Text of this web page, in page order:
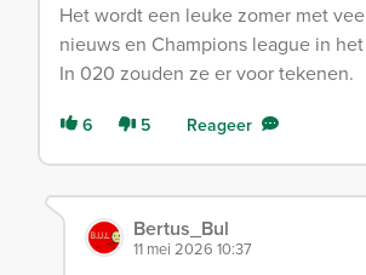
Het wordt een leuke zomer met
nieuws en Champions league in
In 020 zouden ze er voor tekenen.
6 5 Reageer
Bertus_Bul
11 mei 2026 10:37